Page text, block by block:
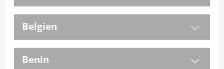
Belgien
Benin